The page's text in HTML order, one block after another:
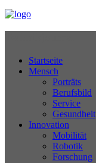
Startseite
Mensch
Porträts
Berufsbild
Service
Gesundheit
Innovation
Mobilität
Robotik
Forschung